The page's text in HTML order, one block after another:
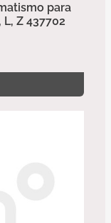
para
Z 437702